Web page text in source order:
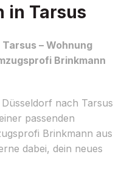
in Tarsus
– Wohnung
Brinkmann
nach Tarsus
passenden
Brinkmann aus
dabei, dein neues